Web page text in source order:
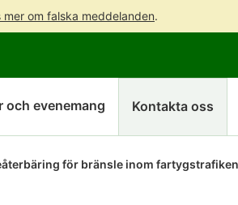
mer om falska meddelanden.
till
innehållet
hela
webbplatsens
och evenemang Kontakta oss
för bränsle inom